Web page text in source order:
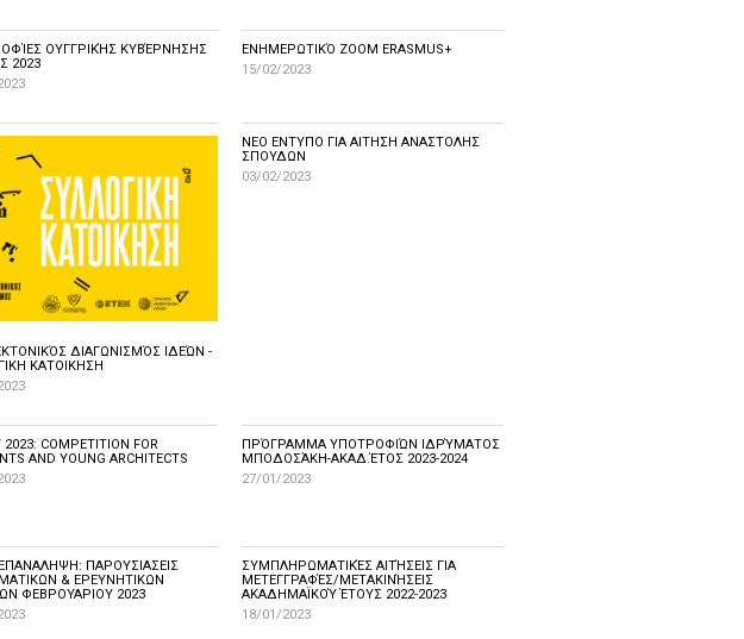
ΟΥΓΓΡΙΚΉΣ ΚΥΒΈΡΝΗΣΗΣ
2023
ΕΝΗΜΕΡΩΤΙΚΌ ZOOM ERASMUS+
15/02/2023
ΔΙΑΓΩΝΙΣΜΌΣ ΙΔΕΏΝ -
ΚΑΤΟΙΚΗΣΗ
ΝΕΟ ΕΝΤΥΠΟ ΓΙΑ ΑΙΤΗΣΗ ΑΝΑΣΤΟΛΗΣ
ΣΠΟΥΔΩΝ
03/02/2023
2023: COMPETITION FOR
AND YOUNG ARCHITECTS
ΠΡΌΓΡΑΜΜΑ ΥΠΟΤΡΟΦΙΏΝ ΙΔΡΎΜΑΤΟΣ
ΜΠΟΔΟΣΆΚΗ-ΑΚΑΔ.ΈΤΟΣ 2023-2024
27/01/2023
ΠΑΡΟΥΣΙΑΣΕΙΣ
& ΕΡΕΥΝΗΤΙΚΩΝ
ΦΕΒΡΟΥΑΡΙΟΥ 2023
ΣΥΜΠΛΗΡΩΜΑΤΙΚΈΣ ΑΙΤΉΣΕΙΣ ΓΙΑ
ΜΕΤΕΓΓΡΑΦΈΣ/ΜΕΤΑΚΙΝΉΣΕΙΣ
ΑΚΑΔΗΜΑΪΚΟΎ ΈΤΟΥΣ 2022-2023
18/01/2023